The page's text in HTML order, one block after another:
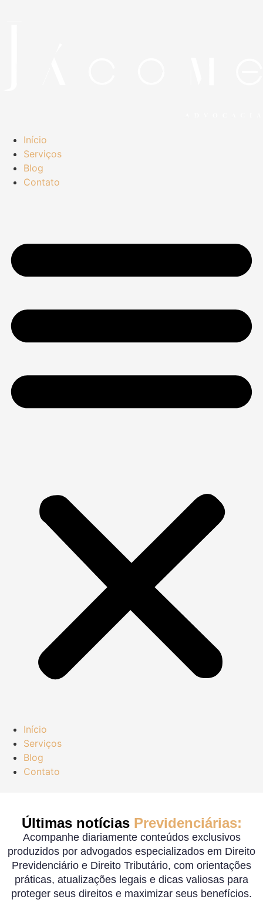
Início
Serviços
Blog
Contato
Início
Serviços
Blog
Contato
Últimas notícias Previdenciárias:
Acompanhe diariamente conteúdos exclusivos
produzidos por advogados especializados em Direito
Previdenciário e Direito Tributário, com orientações
práticas, atualizações legais e dicas valiosas para
proteger seus direitos e maximizar seus benefícios.